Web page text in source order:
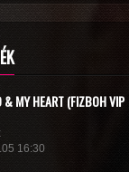
& MY HEART (FIZBOH VIP
16:30